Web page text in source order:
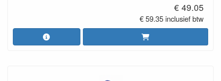
€ 49.05
€ 59.35 inclusief btw